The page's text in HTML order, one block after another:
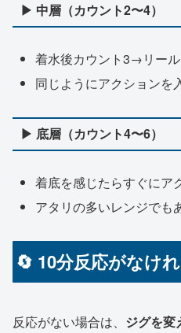
▶ 中層（カウント2〜4）
着水後カウント3→リール
同じようにアクションを
▶ 底層（カウント4〜6）
着底を感じたらすぐにア
アタリの多いレンジでも
🔄 10分反応がなけ
反応がない場合は、 ジグを変